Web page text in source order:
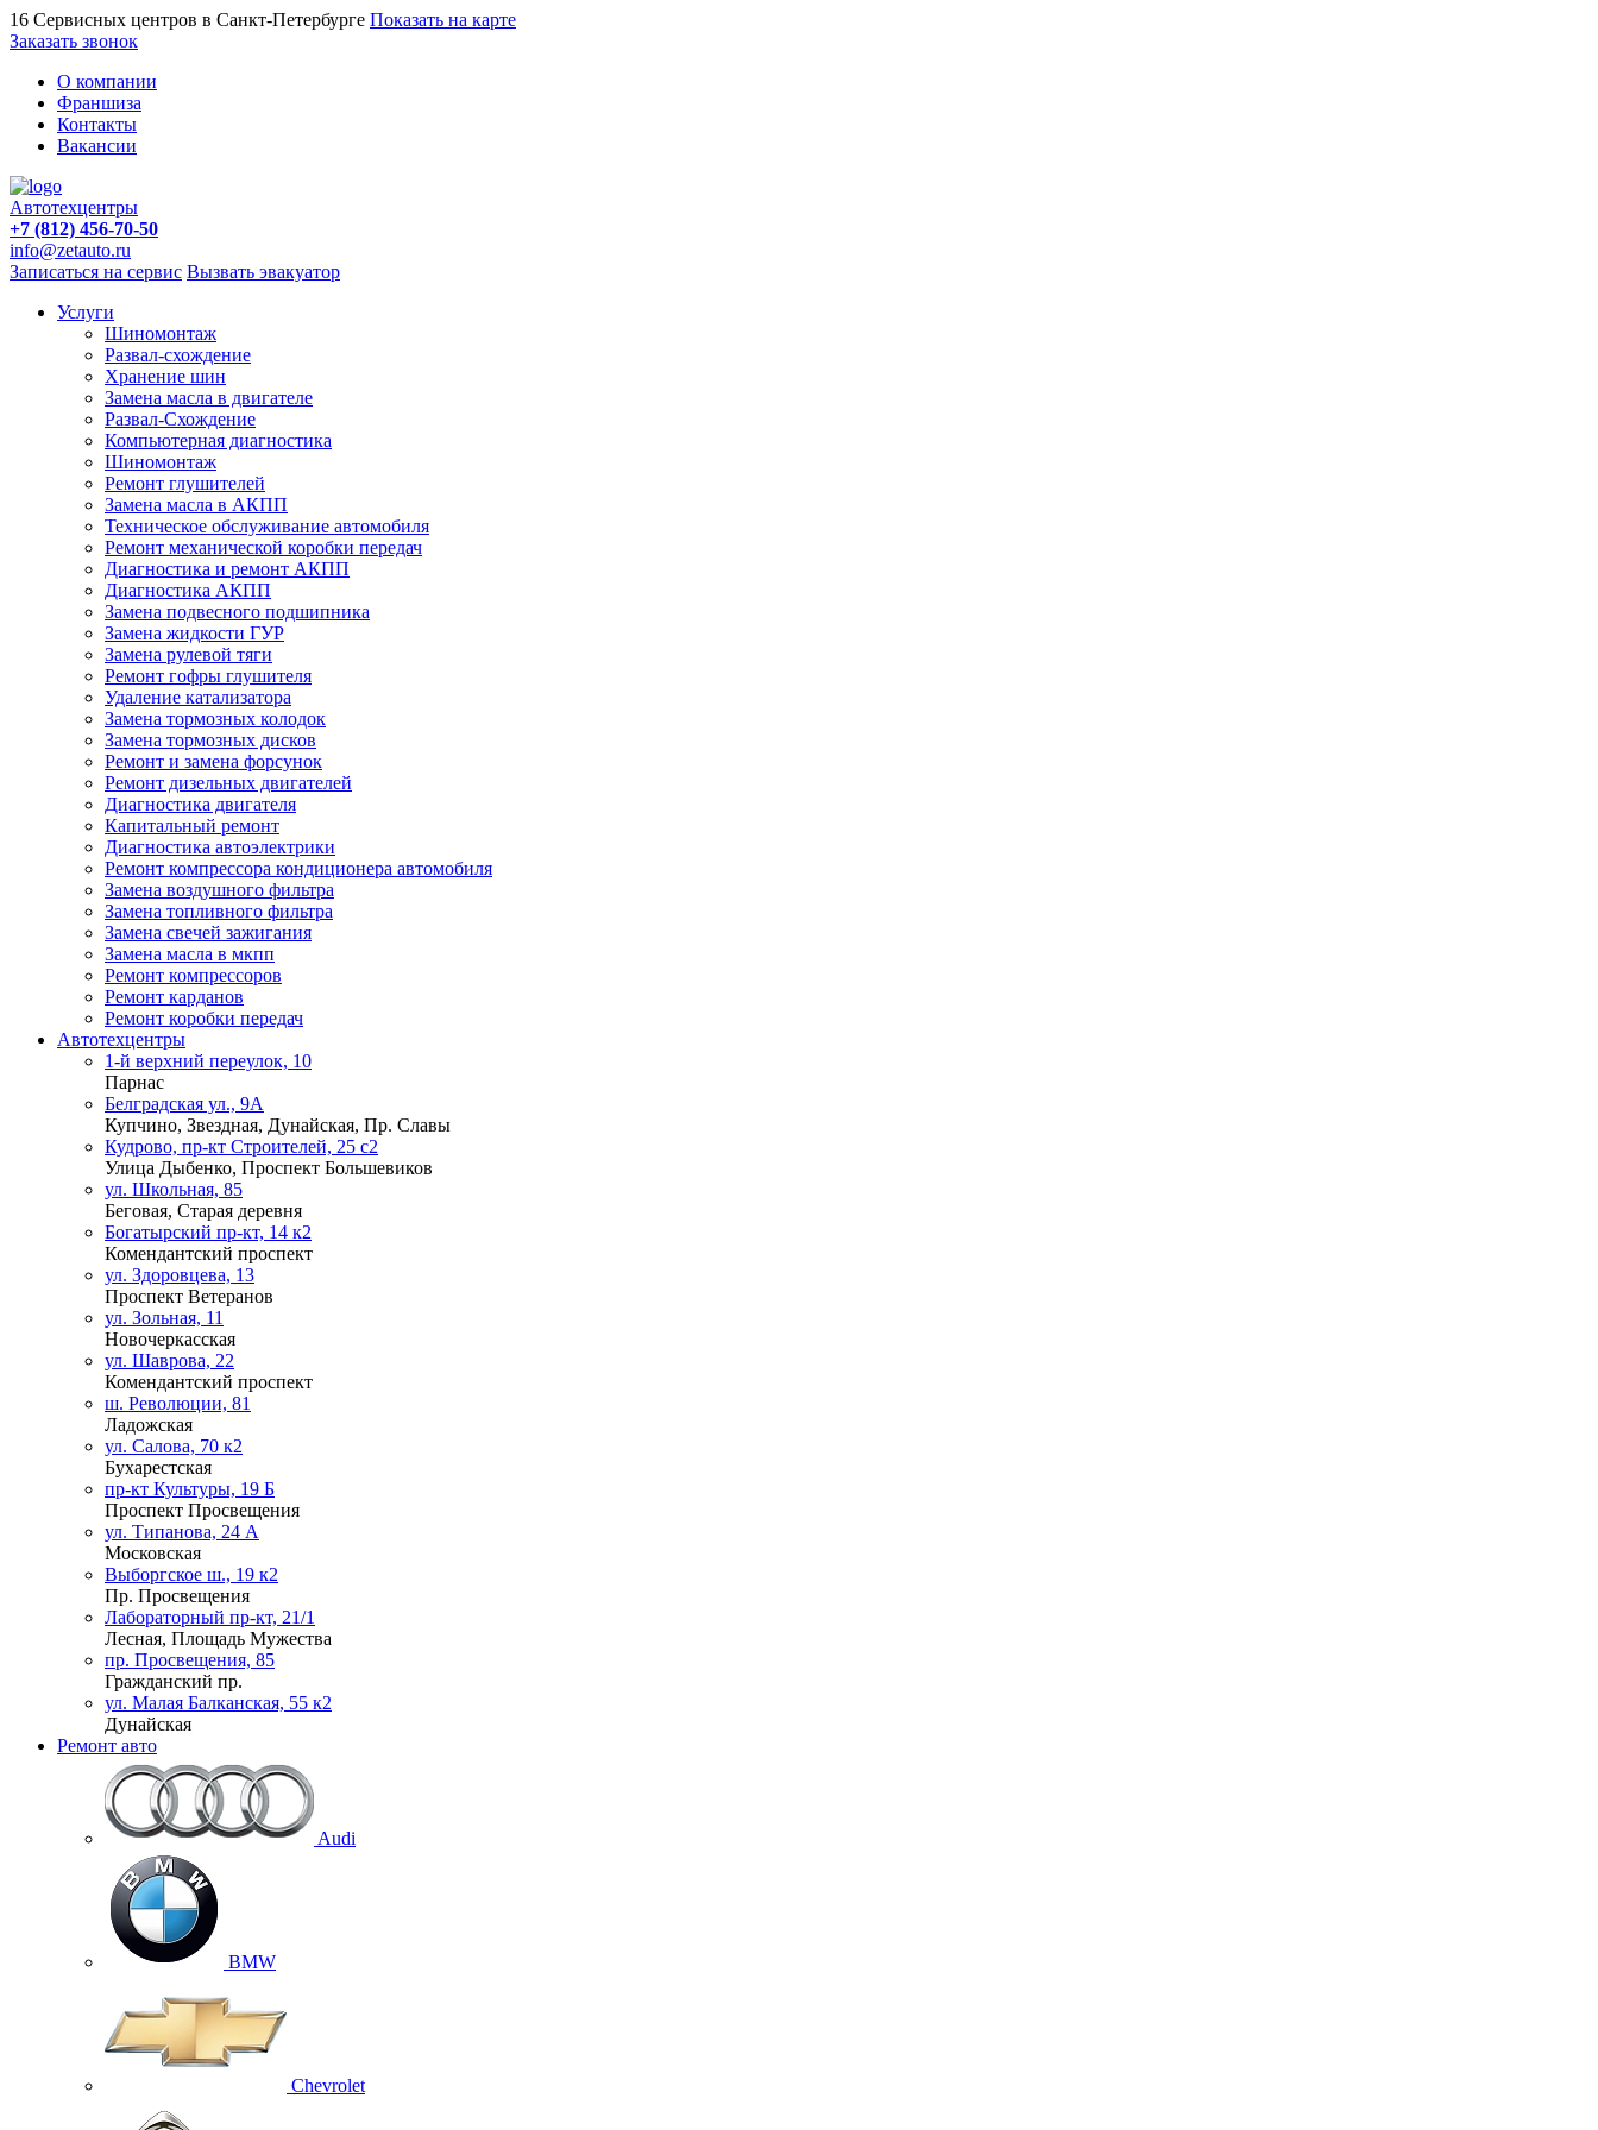
16 Сервисных центров в Санкт-Петербурге Показать на карте
Заказать звонок
О компании
Франшиза
Контакты
Вакансии
Автотехцентры
+7 (812) 456-70-50
info@zetauto.ru
Записаться на сервис Вызвать эвакуатор
Услуги
Шиномонтаж
Развал-схождение
Хранение шин
Замена масла в двигателе
Развал-Схождение
Компьютерная диагностика
Шиномонтаж
Ремонт глушителей
Замена масла в АКПП
Техническое обслуживание автомобиля
Ремонт механической коробки передач
Диагностика и ремонт АКПП
Диагностика АКПП
Замена подвесного подшипника
Замена жидкости ГУР
Замена рулевой тяги
Ремонт гофры глушителя
Удаление катализатора
Замена тормозных колодок
Замена тормозных дисков
Ремонт и замена форсунок
Ремонт дизельных двигателей
Диагностика двигателя
Капитальный ремонт
Диагностика автоэлектрики
Ремонт компрессора кондиционера автомобиля
Замена воздушного фильтра
Замена топливного фильтра
Замена свечей зажигания
Замена масла в мкпп
Ремонт компрессоров
Ремонт карданов
Ремонт коробки передач
Автотехцентры
1-й верхний переулок, 10
Парнас
Белградская ул., 9А
Купчино, Звездная, Дунайская, Пр. Славы
Кудрово, пр-кт Строителей, 25 с2
Улица Дыбенко, Проспект Большевиков
ул. Школьная, 85
Беговая, Старая деревня
Богатырский пр-кт, 14 к2
Комендантский проспект
ул. Здоровцева, 13
Проспект Ветеранов
ул. Зольная, 11
Новочеркасская
ул. Шаврова, 22
Комендантский проспект
ш. Революции, 81
Ладожская
ул. Салова, 70 к2
Бухарестская
пр-кт Культуры, 19 Б
Проспект Просвещения
ул. Типанова, 24 А
Московская
Выборгское ш., 19 к2
Пр. Просвещения
Лабораторный пр-кт, 21/1
Лесная, Площадь Мужества
пр. Просвещения, 85
Гражданский пр.
ул. Малая Балканская, 55 к2
Дунайская
Ремонт авто
Audi
BMW
Chevrolet